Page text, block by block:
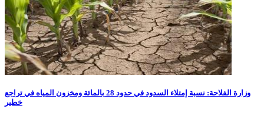
وزارة الفلاحة: نسبة إمتلاء السدود في حدود 28 بالمائة ومخزون المياه في تراجع
خطير